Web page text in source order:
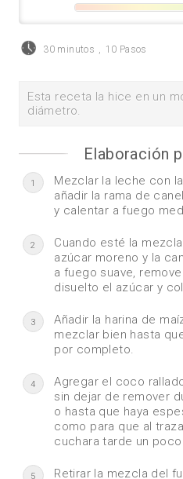
30 minutos , 10 Pasos
Esta receta la hice en un
diámetro.
Elaboración
1
Mezclar la leche con
añadir la rama de
y calentar a fuego
2
Cuando esté la
azúcar moreno y la
a fuego suave,
disuelto el azúcar y
3
Añadir la harina de
mezclar bien hasta
por completo.
4
Agregar el coco
sin dejar de remover
o hasta que haya
como para que al
cuchara tarde un
5
Retirar la mezcla del